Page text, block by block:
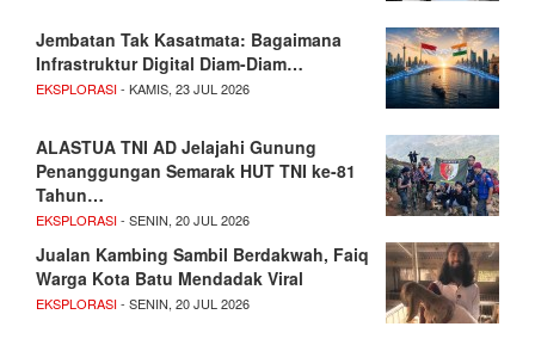
Jembatan Tak Kasatmata: Bagaimana
Infrastruktur Digital Diam-Diam…
EKSPLORASI- KAMIS, 23 JUL 2026
ALASTUA TNI AD Jelajahi Gunung
Penanggungan Semarak HUT TNI ke-81
Tahun…
EKSPLORASI- SENIN, 20 JUL 2026
Jualan Kambing Sambil Berdakwah, Faiq
Warga Kota Batu Mendadak Viral
EKSPLORASI- SENIN, 20 JUL 2026